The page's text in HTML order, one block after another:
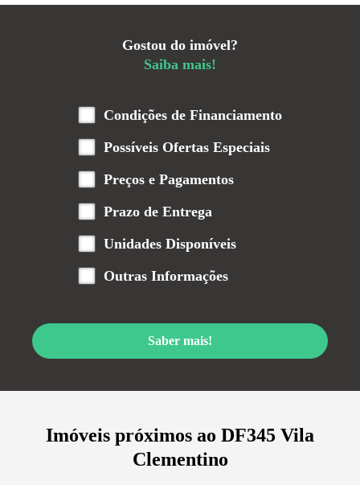
Gostou do imóvel?
Saiba mais!
Condições de Financiamento
Possíveis Ofertas Especiais
Preços e Pagamentos
Prazo de Entrega
Unidades Disponíveis
Outras Informações
Saber mais!
Imóveis próximos ao DF345 Vila
Clementino